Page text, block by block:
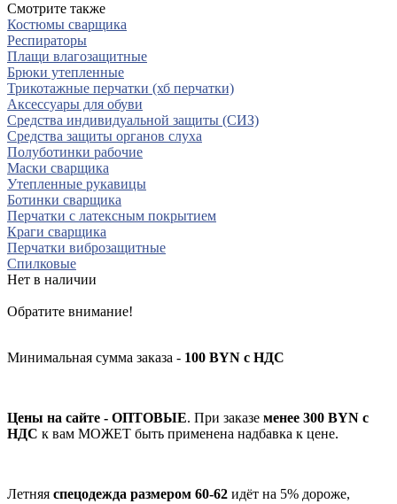
Смотрите также
Костюмы сварщика
Респираторы
Плащи влагозащитные
Брюки утепленные
Трикотажные перчатки (хб перчатки)
Аксессуары для обуви
Средства индивидуальной защиты (СИЗ)
Средства защиты органов слуха
Полуботинки рабочие
Маски сварщика
Утепленные рукавицы
Ботинки сварщика
Перчатки с латексным покрытием
Краги сварщика
Перчатки виброзащитные
Спилковые
Нет в наличии
Обратите внимание!
Минимальная сумма заказа - 100 BYN с НДС
Цены на сайте - ОПТОВЫЕ. При заказе менее 300 BYN с
НДС к вам МОЖЕТ быть применена надбавка к цене.
Летняя спецодежда размером 60-62 идёт на 5% дороже,